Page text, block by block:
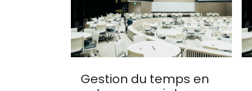
Gestion du temps en